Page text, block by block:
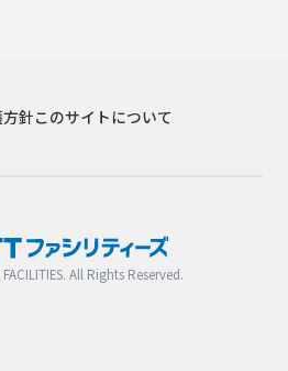
針このサイトについて
All Rights Reserved.